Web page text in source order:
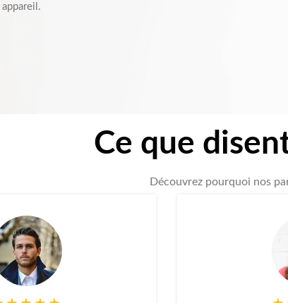
appareil.
Ce que
Découvrez pourquoi nos